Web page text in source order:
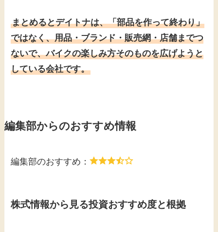
まとめるとデイトナは、「部品を作って終わり」
ではなく、用品・ブランド・販売網・店舗までつ
ないで、バイクの楽しみ方そのものを広げようと
している会社です。
編集部からのおすすめ情報
編集部のおすすめ：
株式情報から見る投資おすすめ度と根拠